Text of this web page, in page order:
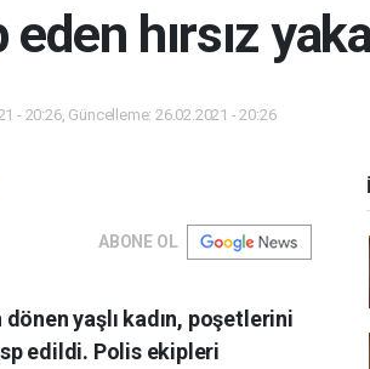
eden hırsız
- 20:26, Güncelleme: 26.02.2021 - 20:26
ABONE OL
yaşlı kadın, poşetlerini
edildi. Polis ekipleri